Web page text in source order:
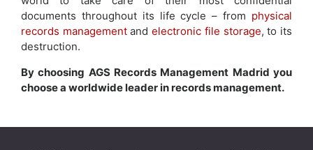
documents throughout its life cycle – from physical
records managementandelectronic file storage, to its
destruction.
By choosing AGS Records Management Madrid you
choose a worldwide leader in records management.